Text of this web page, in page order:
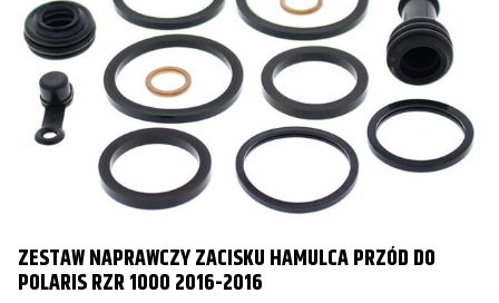
ZESTAW NAPRAWCZY ZACISKU HAMULCA PRZÓD DO
POLARIS RZR 1000 2016-2016